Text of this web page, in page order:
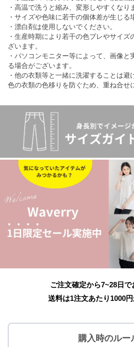
・高温で洗うと縮み、変形しやすくなり
・サイズや色味に若干の個体差が生じる
・漂白剤は使用しないでください。
・生産時期により若干の色ブレやサイ
ざいます。
・パソコンモニター等によって、画像と
る場合がございます。
・他の衣類等と一緒に洗濯することは避
色の衣類の色移りを防ぐため、重ね合せ
ご注文確定から7~28日で
送料は1注文あたり 1000
購入時のルー